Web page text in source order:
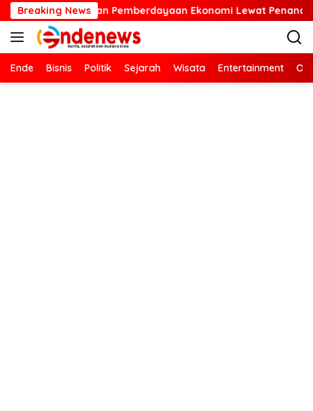
Langsung
ke
konten
Breaking NewsEkonomi Lewat Penanaman Bibit Kopi
Ende Bisnis Politik Sejarah Wisata Entertainment